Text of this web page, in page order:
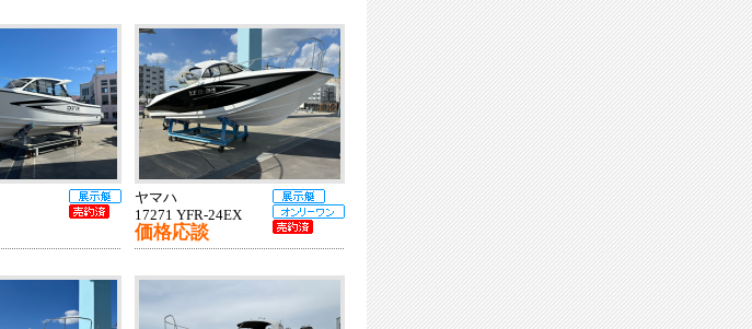
ヤマハ
17271 YFR-24EX
価格応談